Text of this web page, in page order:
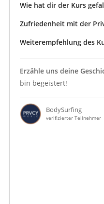
Wie hat dir der Kurs
Zufriedenheit mit der
Weiterempfehlung des
Erzähle uns deine
bin begeistert!
BodySurfing
verifizierter Teilnehmer